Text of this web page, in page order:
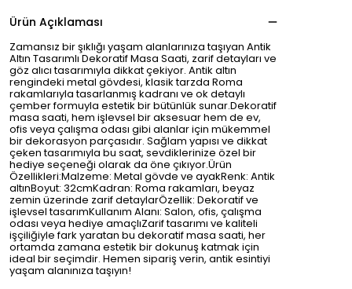
Ürün Açıklaması
Zamansız bir şıklığı yaşam alanlarınıza taşıyan Antik
Altın Tasarımlı Dekoratif Masa Saati, zarif detayları ve
göz alıcı tasarımıyla dikkat çekiyor. Antik altın
rengindeki metal gövdesi, klasik tarzda Roma
rakamlarıyla tasarlanmış kadranı ve ok detaylı
çember formuyla estetik bir bütünlük sunar.Dekoratif
masa saati, hem işlevsel bir aksesuar hem de ev,
ofis veya çalışma odası gibi alanlar için mükemmel
bir dekorasyon parçasıdır. Sağlam yapısı ve dikkat
çeken tasarımıyla bu saat, sevdiklerinize özel bir
hediye seçeneği olarak da öne çıkıyor.Ürün
Özellikleri:Malzeme: Metal gövde ve ayakRenk: Antik
altınBoyut: 32cmKadran: Roma rakamları, beyaz
zemin üzerinde zarif detaylarÖzellik: Dekoratif ve
işlevsel tasarımKullanım Alanı: Salon, ofis, çalışma
odası veya hediye amaçlıZarif tasarımı ve kaliteli
işçiliğiyle fark yaratan bu dekoratif masa saati, her
ortamda zamana estetik bir dokunuş katmak için
ideal bir seçimdir. Hemen sipariş verin, antik esintiyi
yaşam alanınıza taşıyın!